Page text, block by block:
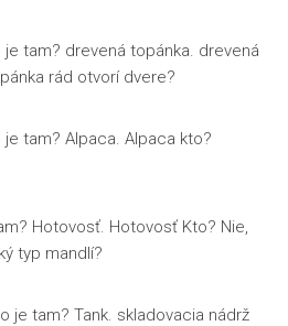
je tam? drevená topánka. drevená
rád otvorí dvere?
tam? Alpaca. Alpaca kto?
Hotovosť. Hotovosť Kto? Nie,
typ mandlí?
je tam? Tank. skladovacia nádrž